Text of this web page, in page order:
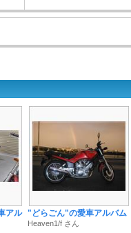
アル "どらごん"の愛車アルバム
Heaven1/f さん